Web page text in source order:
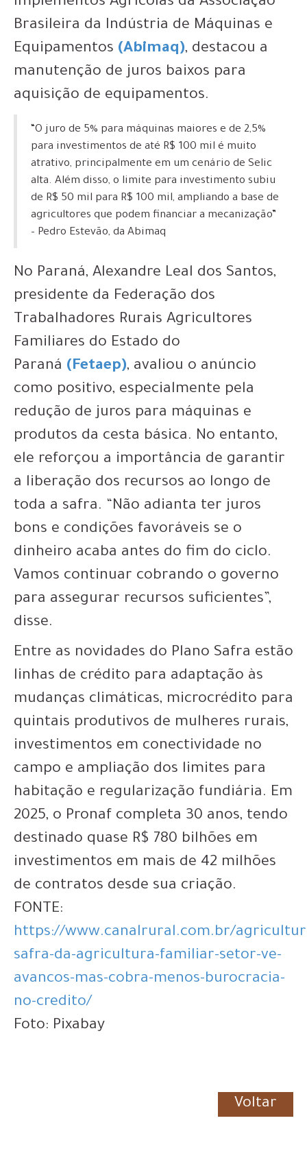
Brasileira da Indústria de Máquinas e
Equipamentos (Abimaq), destacou a
manutenção de juros baixos para
aquisição de equipamentos.
“O juro de 5% para máquinas maiores e de 2,5%
para investimentos de até R$ 100 mil é muito
atrativo, principalmente em um cenário de Selic
alta. Além disso, o limite para investimento subiu
de R$ 50 mil para R$ 100 mil, ampliando a base de
agricultores que podem financiar a mecanização”
– Pedro Estevão, da Abimaq
No Paraná, Alexandre Leal dos Santos,
presidente da Federação dos
Trabalhadores Rurais Agricultores
Familiares do Estado do
Paraná (Fetaep), avaliou o anúncio
como positivo, especialmente pela
redução de juros para máquinas e
produtos da cesta básica. No entanto,
ele reforçou a importância de garantir
a liberação dos recursos ao longo de
toda a safra. “Não adianta ter juros
bons e condições favoráveis se o
dinheiro acaba antes do fim do ciclo.
Vamos continuar cobrando o governo
para assegurar recursos suficientes”,
disse.
Entre as novidades do Plano Safra estão
linhas de crédito para adaptação às
mudanças climáticas, microcrédito para
quintais produtivos de mulheres rurais,
investimentos em conectividade no
campo e ampliação dos limites para
habitação e regularização fundiária. Em
2025, o Pronaf completa 30 anos, tendo
destinado quase R$ 780 bilhões em
investimentos em mais de 42 milhões
de contratos desde sua criação.
FONTE:
https://www.canalrural.com.br/
safra-da-agricultura-familiar-setor-ve-
avancos-mas-cobra-menos-burocracia-
no-credito/
Foto: Pixabay
Voltar